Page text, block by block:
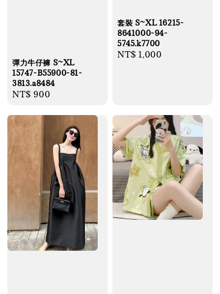
彈力牛仔褲 S~XL
15747-B55900-81-
3813.a8484
Regular
NT$ 900
套裝 S~XL 16215-
8641000-94-
5745.k7700
Regular
NT$ 1,000